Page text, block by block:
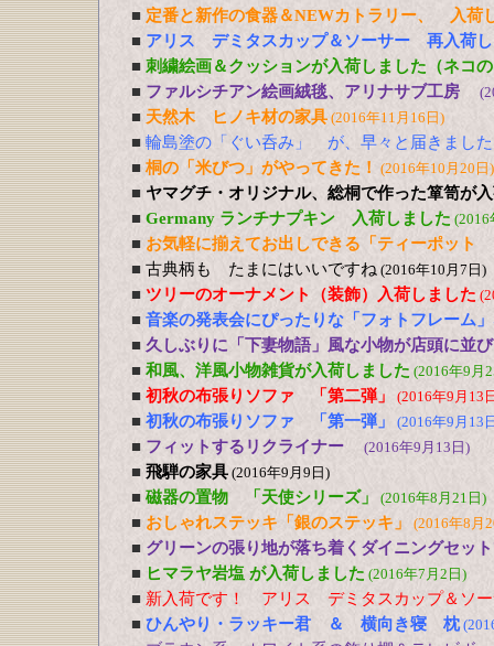
■ 定番と新作の食器＆NEWカトラリー、 入荷
■ アリス デミタスカップ＆ソーサー 再入荷し
■ 刺繍絵画＆クッションが入荷しました（ネコ
■ ファルシチアン絵画絨毯、アリナサブ工房
■ 天然木 ヒノキ材の家具 (2016年11月16日)
■ 輪島塗の「ぐい呑み」 が、早々と届きました
■ 桐の「米びつ」がやってきた！ (2016年10月20日)
■ ヤマグチ・オリジナル、総桐で作った箪笥が
■ Germany ランチナプキン 入荷しました (2016
■ お気軽に揃えてお出しできる「ティーポッ
■ 古典柄も たまにはいいですね (2016年10月7日)
■ ツリーのオーナメント（装飾）入荷しました
■ 音楽の発表会にぴったりな「フォトフレーム
■ 久しぶりに「下妻物語」風な小物が店頭に並
■ 和風、洋風小物雑貨が入荷しました (2016年9月
■ 初秋の布張りソファ 「第二弾」 (2016年9月13
■ 初秋の布張りソファ 「第一弾」 (2016年9月13
■ フィットするリクライナー (2016年9月13日)
■ 飛騨の家具 (2016年9月9日)
■ 磁器の置物 「天使シリーズ」 (2016年8月21日)
■ おしゃれステッキ「銀のステッキ」 (2016年8月
■ グリーンの張り地が落ち着くダイニングセッ
■ ヒマラヤ岩塩 が入荷しました (2016年7月2日)
■ 新入荷です！ アリス デミタスカップ＆ソ
■ ひんやり・ラッキー君 ＆ 横向き寝 枕